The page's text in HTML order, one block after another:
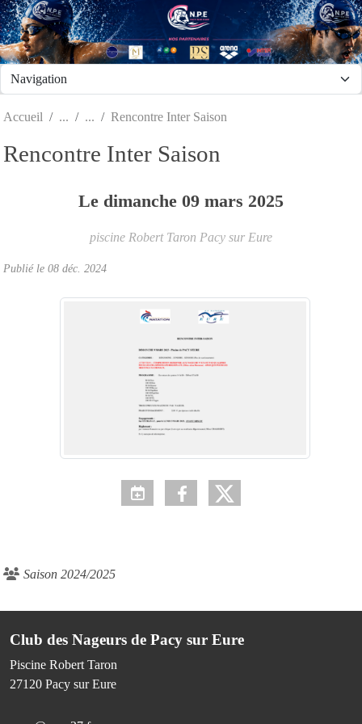
Accueil Rencontre Inter Saison
Rencontre Inter Saison
Le dimanche 09 mars 2025
piscine Robert Taron Pacy sur Eure
Publié le 08 déc. 2024
Saison 2024/2025
Club des Nageurs de Pacy sur Eure
Piscine Robert Taron
27120 Pacy sur Eure
Panneau de gestion des cookies